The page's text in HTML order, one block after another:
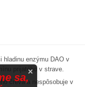
hladinu enzýmu DAO v
prijatého v strave.
čreva a nespôsobuje v
×
sa,